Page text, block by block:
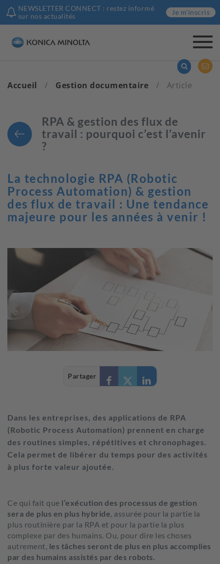
NEWSLETTER CONNECT : restez informé
sur nos actualités
Je m'inscris
Accueil / Gestion documentaire / Article
RPA & gestion des flux de
travail : pourquoi c’est l’avenir
?
La technologie RPA (Robotic
Process Automation) & gestion
des flux de travail : Une tendance
majeure pour les années à venir !
Partager
Dans les entreprises, des applications de RPA
(Robotic Process Automation) prennent en charge
des routines simples, répétitives et chronophages.
Cela permet de libérer du temps pour des activités
à plus forte valeur ajoutée.
Ce qui fait que l’exécution des processus de gestion
sera de plus en plus hybride, assurée pour la partie la
plus routinière par la RPA et pour la partie la plus
complexe par des humains. Ou, pour dire les choses
autrement, les tâches seront de plus en plus accomplies
par des humains assistés par des robots.